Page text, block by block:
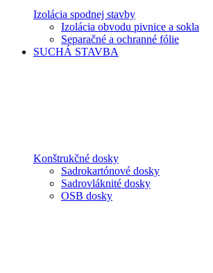
Izolácia spodnej stavby
Izolácia obvodu pivnice a sokla
Separačné a ochranné fólie
SUCHÁ STAVBA
Konštrukčné dosky
Sadrokartónové dosky
Sadrovláknité dosky
OSB dosky